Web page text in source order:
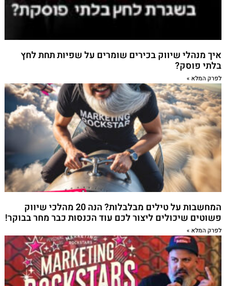
איך מנהלי שיווק בכירים שומרים על שפיות תחת לחץ
בלתי פוסק?
לפרק המלא »
המחשבות על טילים מבלבלות? הנה 20 מהלכי שיווק
פשוטים שיכולים ליצור לכם עוד הכנסות כבר מחר בבוקר!
לפרק המלא »